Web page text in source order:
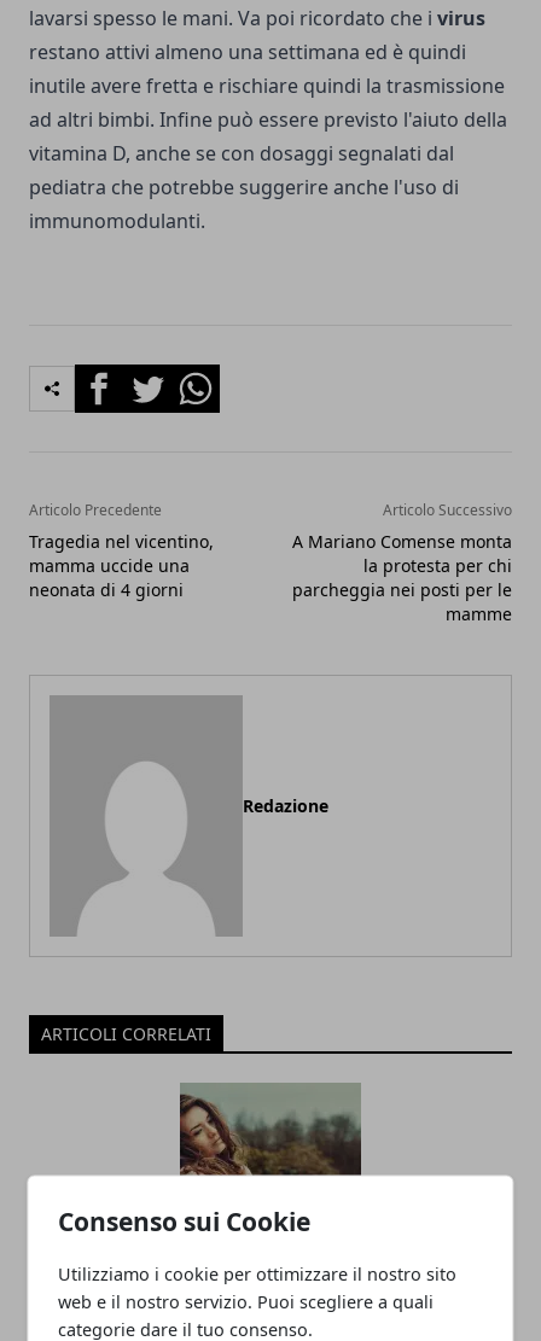
Consenso sui Cookie
Utilizziamo i cookie per ottimizzare il nostro sito
web e il nostro servizio. Puoi scegliere a quali
categorie dare il tuo consenso.
lavarsi spesso le mani. Va poi ricordato che i virus
restano attivi almeno una settimana ed è quindi
inutile avere fretta e rischiare quindi la trasmissione
ad altri bimbi. Infine può essere previsto l'aiuto della
vitamina D, anche se con dosaggi segnalati dal
pediatra che potrebbe suggerire anche l'uso di
immunomodulanti.
FacebookTwitterWhatsapp
Articolo Precedente
Tragedia nel vicentino,
mamma uccide una
neonata di 4 giorni
Articolo Successivo
A Mariano Comense monta
la protesta per chi
parcheggia nei posti per le
mamme
Redazione
ARTICOLI CORRELATI
Rimedi naturali per capelli meravigliosi